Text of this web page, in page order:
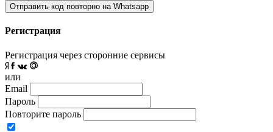
Отправить код повторно на Whatsapp
Регистрация
Регистрация через сторонние сервисы
или
Email
Пароль
Повторите пароль